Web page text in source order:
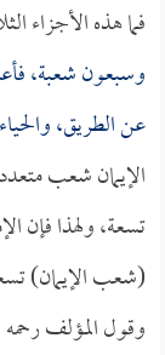
فما هذه الأجزاء
وسبعون شعبة،
عن الطريق،
الإيمان شعب
تسعة، ولهذا فإن
(شعب الإيمان)
وقول المؤلف رحمه